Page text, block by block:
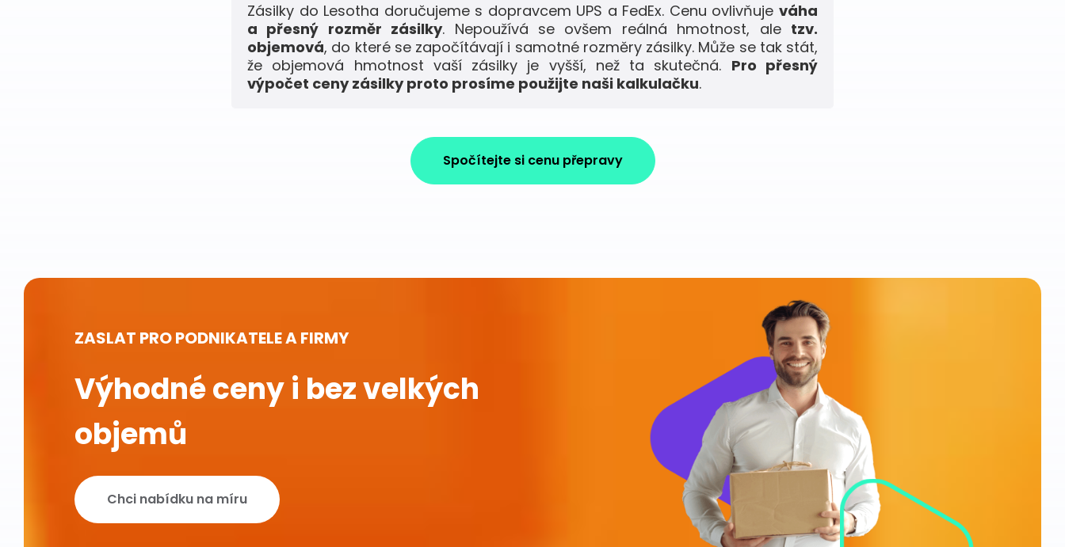
Zásilky do Lesotha doručujeme s dopravcem UPS a FedEx. Cenu ovlivňuje váha
a přesný rozměr zásilky. Nepoužívá se ovšem reálná hmotnost, ale tzv.
objemová, do které se započítávají i samotné rozměry zásilky. Může se tak stát,
že objemová hmotnost vaší zásilky je vyšší, než ta skutečná. Pro přesný
výpočet ceny zásilky proto prosíme použijte naši kalkulačku.
Spočítejte si cenu přepravy
ZASLAT PRO PODNIKATELE A FIRMY
Výhodné ceny i bez velkých
objemů
Chci nabídku na míru